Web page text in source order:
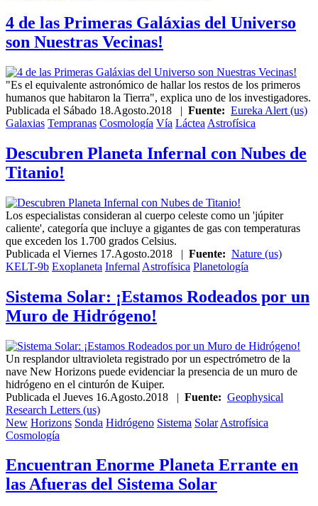
4 de las Primeras Galáxias del Universo
son Nuestras Vecinas!
"Es el equivalente astronómico de hallar los restos de los primeros
humanos que habitaron la Tierra", explica uno de los investigadores.
Publicada el Sábado 18.Agosto.2018 | Fuente: Eureka Alert (us)
Galaxias Tempranas Cosmología Vía Láctea Astrofísica
Descubren Planeta Infernal con Nubes de
Titanio!
Los especialistas consideran al cuerpo celeste como un 'júpiter
caliente', categoría que incluye a gigantes de gas con temperaturas
que exceden los 1.700 grados Celsius.
Publicada el Viernes 17.Agosto.2018 | Fuente: Nature (us)
KELT-9b Exoplaneta Infernal Astrofísica Planetología
Sistema Solar: ¡Estamos Rodeados por un
Muro de Hidrógeno!
Un resplandor ultravioleta registrado por un espectrómetro de la
nave New Horizons puede evidenciar la presencia de un muro de
hidrógeno en el cinturón de Kuiper.
Publicada el Jueves 16.Agosto.2018 | Fuente: Geophysical
Research Letters (us)
New Horizons Sonda Hidrógeno Sistema Solar Astrofísica
Cosmología
Encuentran Enorme Planeta Errante en
las Afueras del Sistema Solar